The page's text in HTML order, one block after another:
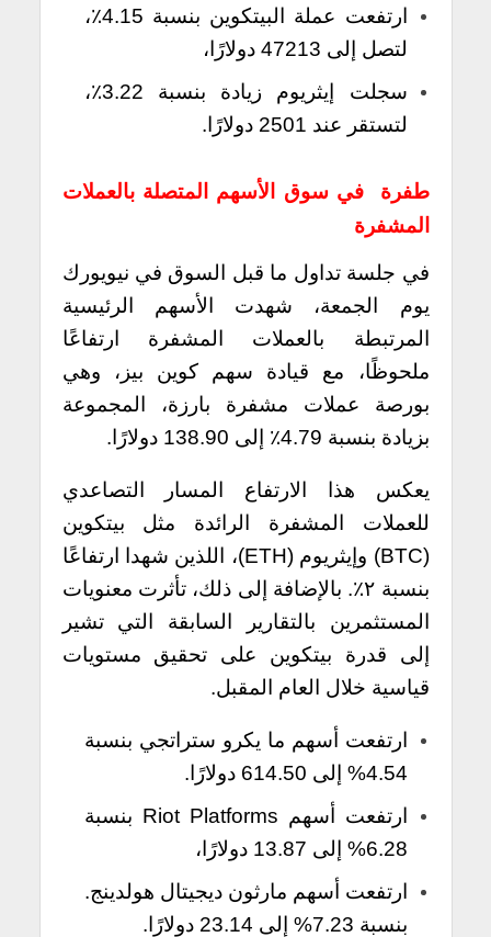
ارتفعت عملة البيتكوين بنسبة 4.15٪،
لتصل إلى 47213 دولارًا،
سجلت إيثريوم زيادة بنسبة 3.22٪،
لتستقر عند 2501 دولارًا.
طفرة في سوق الأسهم المتصلة بالعملات
المشفرة
في جلسة تداول ما قبل السوق في نيويورك
يوم الجمعة، شهدت الأسهم الرئيسية
المرتبطة بالعملات المشفرة ارتفاعًا
ملحوظًا، مع قيادة سهم كوين بيز، وهي
بورصة عملات مشفرة بارزة، المجموعة
بزيادة بنسبة 4.79٪ إلى 138.90 دولارًا.
يعكس هذا الارتفاع المسار التصاعدي
للعملات المشفرة الرائدة مثل بيتكوين
(BTC) وإيثريوم (ETH)، اللذين شهدا ارتفاعًا
بنسبة ٢٪. بالإضافة إلى ذلك، تأثرت معنويات
المستثمرين بالتقارير السابقة التي تشير
إلى قدرة بيتكوين على تحقيق مستويات
قياسية خلال العام المقبل.
ارتفعت أسهم ما يكرو ستراتجي بنسبة
4.54% إلى 614.50 دولارًا.
ارتفعت أسهم Riot Platforms بنسبة
6.28% إلى 13.87 دولارًا،
ارتفعت أسهم مارثون ديجيتال هولدينج.
بنسبة 7.23% إلى 23.14 دولارًا.